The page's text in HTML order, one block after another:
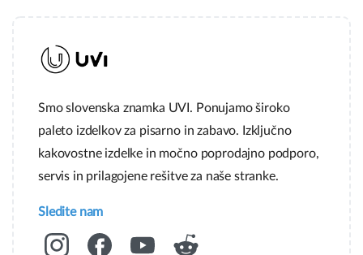
Smo slovenska znamka UVI. Ponujamo široko
paleto izdelkov za pisarno in zabavo. Izključno
kakovostne izdelke in močno poprodajno podporo,
servis in prilagojene rešitve za naše stranke.
Sledite nam